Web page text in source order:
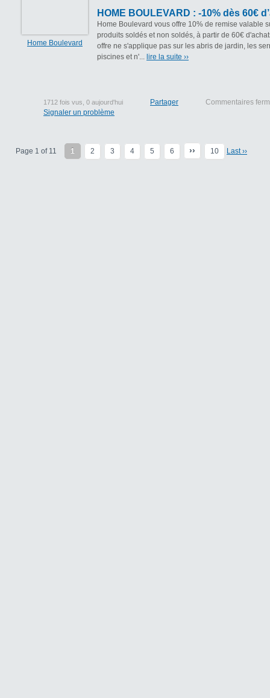
Home Boulevard
HOME BOULEVARD : -10% dès 60€
Home Boulevard vous offre 10% de remise valable
produits soldés et non soldés, à partir de 60€
offre ne s'applique pas sur les abris de jardin, les
piscines et n'... lire la suite ››
1712 fois vus, 0 aujourd'hui Partager
Commentaires
Signaler un problème
Page 1 of 11 1 2 3 4 5 6 ›› 10 Last ››